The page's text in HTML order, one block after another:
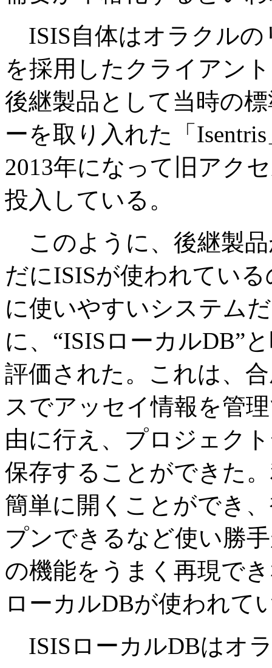
ISIS自体はオラクルの
を採用したクライアン
後継製品として当時の
ーを取り入れた「
2013年になって旧アク
投入している。
このように、後継製
だにISISが使われてい
に使いやすいシステム
に、“ISISローカルDB”
評価された。これは、
スでアッセイ情報を管
由に行え、プロジェク
保存することができた
簡単に開くことができ
プンできるなど使い勝
の機能をうまく再現で
ローカルDBが使われて
ISISローカルDBはオ